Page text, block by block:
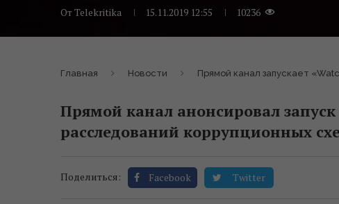
ОтTelekritika 15.11.2019 12:55 10236
Главная Новости Прямой канал запуcкает
Прямой канал анонсировал
расследований коррупционных
Поделиться: Facebook Twitter